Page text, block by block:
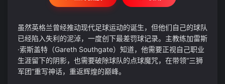
虽然英格兰曾经推动现代足球运动的诞生，但他们自己的球队
已经陷入失利的泥淖，一度创下最差罚球记录。主教练加雷斯
·索斯盖特（Gareth Southgate）知道，他需要正视自己职业
生涯留下的阴影，也需要破除球队的点球魔咒，在带领“三狮
军团”重写神话，重返辉煌的巅峰。